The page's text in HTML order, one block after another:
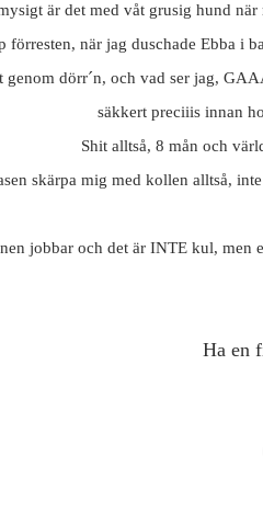
är det med våt grusig hund
förresten, när jag duschade Ebba i
dörr´n, och vad ser jag,
säkkert preciiis innan
Shit alltså, 8 mån och
skärpa mig med kollen alltså,
jobbar och det är INTE kul, men
Ha en